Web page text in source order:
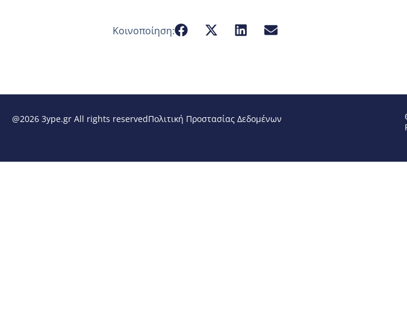
Κοινοποίηση:
@2026 3ype.gr All rights reservedΠολιτική Προστασίας Δεδομένων